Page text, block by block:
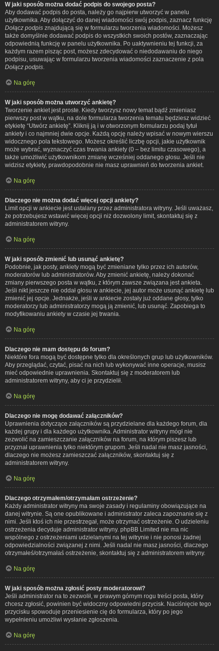
W jaki sposób można dodać podpis do swojego posta?
Aby dodawać podpis do posta, należy go najpierw utworzyć w panelu
użytkownika. Aby dołączyć do danej wiadomości swój podpis, zaznacz funkcję
Dołącz podpis znajdującą się w formularzu tworzenia wiadomości. Możesz
także domyślnie dodawać podpis do wszystkich swoich postów, zaznaczając
odpowiednią funkcję w panelu użytkownika. Po uaktywnieniu tej funkcji, za
każdym razem pisząc post, możesz zdecydować o niedodawaniu do niego
podpisu, usuwając w formularzu tworzenia wiadomości zaznaczenie z pola
Dołącz podpis
Na górę
W jaki sposób można utworzyć ankietę?
Tworzenie ankiet jest proste. Kiedy tworzysz nowy temat bądź zmieniasz
pierwszy post w wątku, na dole formularza tworzenia tematu będziesz widzieć
etykietę “Utwórz ankietę”. Kliknij ją i w otworzonym formularzu podaj tytuł
ankiety i co najmniej dwie opcje. Każdą opcję należy wpisać w nowym wierszu
widocznego pola tekstowego. Możesz określić liczbę opcji, jakie użytkownik
może wybrać, wyznaczyć czas trwania ankiety (0 – bez limitu czasowego), a
także umożliwić użytkownikom zmianę wcześniej oddanego głosu. Jeśli nie
widzisz etykiety, prawdopodobnie nie masz uprawnień do tworzenia ankiet.
Na górę
Dlaczego nie można dodać więcej opcji ankiety?
Limit opcji w ankiecie jest ustalany przez administratora witryny. Jeśli uważasz,
że potrzebujesz wstawić więcej opcji niż dozwolony limit, skontaktuj się z
administratorem witryny.
Na górę
W jaki sposób zmienić lub usunąć ankietę?
Podobnie, jak posty, ankiety mogą być zmieniane tylko przez ich autorów,
moderatorów lub administratorów. Aby zmienić ankietę, należy dokonać
zmiany pierwszego posta w wątku, z którym zawsze związana jest ankieta.
Jeśli nikt jeszcze nie oddał głosu w ankiecie, jej autor może usunąć ankietę lub
zmienić jej opcje. Jednakże, jeśli w ankiecie zostały już oddane głosy, tylko
moderatorzy lub administratorzy mogą ją zmienić, lub usunąć. Zapobiega to
modyfikowaniu ankiety w czasie jej trwania.
Na górę
Dlaczego nie mam dostępu do forum?
Niektóre fora mogą być dostępne tylko dla określonych grup lub użytkowników.
Aby przeglądać, czytać, pisać na nich lub wykonywać inne operacje, musisz
mieć odpowiednie uprawnienia. Skontaktuj się z moderatorem lub
administratorem witryny, aby ci je przydzielił.
Na górę
Dlaczego nie mogę dodawać załączników?
Uprawnienia dotyczące załączników są przydzielane dla każdego forum, dla
każdej grupy i dla każdego użytkownika. Administrator witryny mógł nie
zezwolić na zamieszczanie załączników na forum, na którym piszesz lub
przyznał uprawnienia tylko niektórym grupom. Jeśli nadal nie masz jasności,
dlaczego nie możesz zamieszczać załączników, skontaktuj się z
administratorem witryny.
Na górę
Dlaczego otrzymałem/otrzymałam ostrzeżenie?
Każdy administrator witryny ma swoje zasady i regulaminy obowiązujące na
danej witrynie. Są one opublikowane i administrator zaleca zapoznanie się z
nimi. Jeśli ktoś ich nie przestrzegał, może otrzymać ostrzeżenie. O udzieleniu
ostrzeżenia decyduje administrator witryny. phpBB Limited nie ma nic
wspólnego z ostrzeżeniami udzielanymi na tej witrynie i nie ponosi żadnej
odpowiedzialności związanej z nimi. Jeśli nadal nie masz jasności, dlaczego
otrzymałeś/otrzymałaś ostrzeżenie, skontaktuj się z administratorem witryny.
Na górę
W jaki sposób można zgłosić posty moderatorowi?
Jeśli administrator na to zezwolił, w prawym górnym rogu treści posta, który
chcesz zgłosić, powinien być widoczny odpowiedni przycisk. Naciśnięcie tego
przycisku spowoduje przeniesienie cię do formularza, który po jego
wypełnieniu umożliwi wysłanie zgłoszenia.
Na górę